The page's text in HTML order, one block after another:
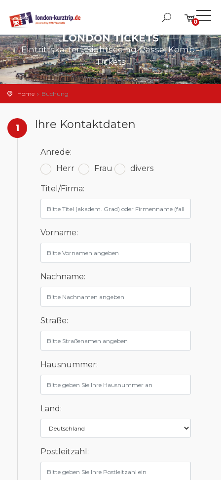
0
LONDON TICKETS
Eintrittskarten, Sightseeing-Pässe, Kombi-
Tickets
Home Buchung
1 Ihre Kontaktdaten
Anrede:
Herr
Frau divers
Titel/Firma:
Vorname:
Nachname:
Straße:
Hausnummer:
Land:
Postleitzahl: